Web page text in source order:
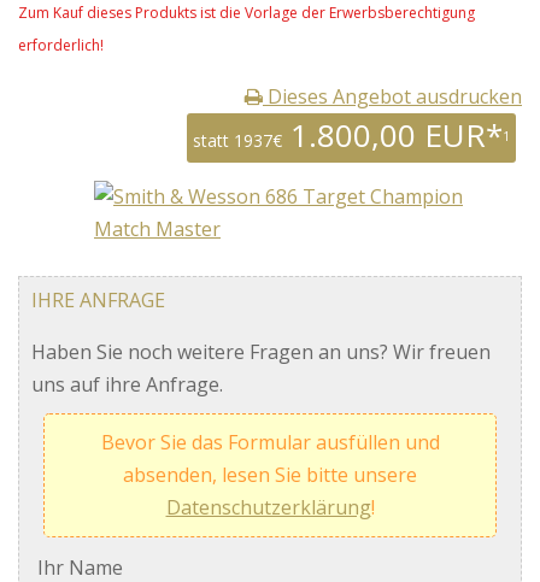
Zum Kauf dieses Produkts ist die Vorlage der Erwerbsberechtigung
erforderlich!
Dieses Angebot ausdrucken
statt 1937€ 1.800,00 EUR*1
IHRE ANFRAGE
Haben Sie noch weitere Fragen an uns? Wir freuen
uns auf ihre Anfrage.
Bevor Sie das Formular ausfüllen und
absenden, lesen Sie bitte unsere
Datenschutzerklärung!
Ihr Name